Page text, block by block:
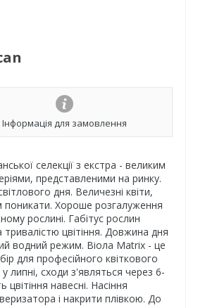
Інформація для замовлення
селекції з екстра - великим
представленими на ринку.
дня. Величезні квіти,
поникати. Хороше розгалуження
рослині. Габітус рослин
цвітіння. Довжина дня
водний режим. Віола Matrix - це
для професійного квіткового
липні, сходи з'являться через 6-
навесні. Насіння
і накрити плівкою. До